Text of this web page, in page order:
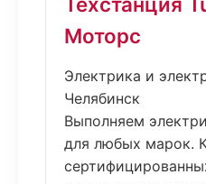
Моторс
Электрика и
Челябинск
Выполняем
для любых марок.